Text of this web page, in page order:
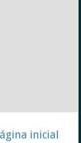
inicial